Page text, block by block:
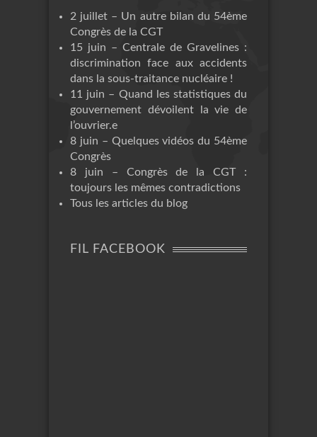
2 juillet – Un autre bilan du 54ème
Congrès de la CGT
15 juin – Centrale de Gravelines :
discrimination face aux accidents
dans la sous-traitance nucléaire !
11 juin – Quand les statistiques du
gouvernement dévoilent la vie de
l’ouvrier.e
8 juin – Quelques vidéos du 54ème
Congrès
8 juin – Congrès de la CGT :
toujours les mêmes contradictions
Tous les articles du blog
FIL FACEBOOK